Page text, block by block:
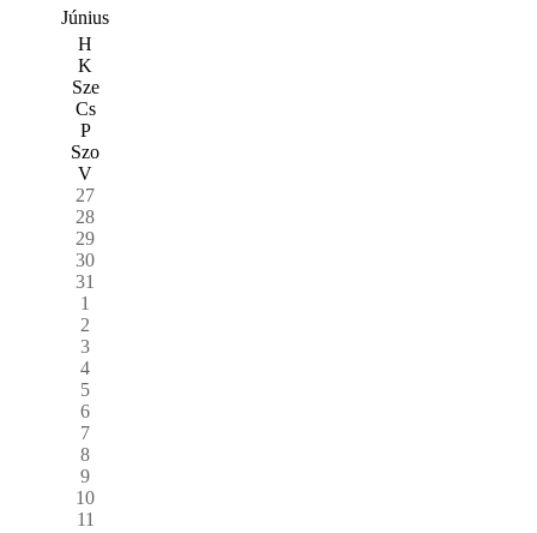
Június
H
K
Sze
Cs
P
Szo
V
27
28
29
30
31
1
2
3
4
5
6
7
8
9
10
11